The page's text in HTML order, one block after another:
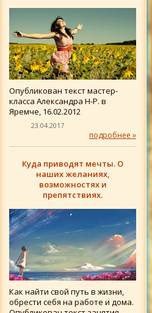
Опубликован текст мастер-
класса Александра Н-Р. в
Яремче, 16.02.2012
23.04.2017
подробнее »
Куда приводят мечты. О
наших желаниях,
возможностях и
препятствиях.
Как найти свой путь в жизни,
обрести себя на работе и дома.